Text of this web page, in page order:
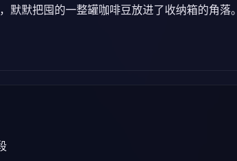
默把囤的一整罐咖啡豆放进了收纳箱的角落。